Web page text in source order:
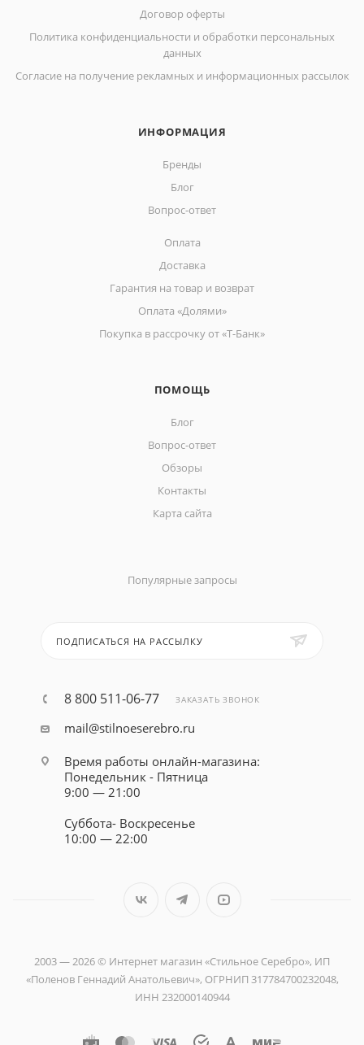
Договор оферты
Политика конфиденциальности и обработки персональных
данных
Согласие на получение рекламных и информационных рассылок
ИНФОРМАЦИЯ
Бренды
Блог
Вопрос-ответ
Оплата
Доставка
Гарантия на товар и возврат
Оплата «Долями»
Покупка в рассрочку от «Т-Банк»
ПОМОЩЬ
Блог
Вопрос-ответ
Обзоры
Контакты
Карта сайта
Популярные запросы
ПОДПИСАТЬСЯ НА РАССЫЛКУ
8 800 511-06-77 ЗАКАЗАТЬ ЗВОНОК
mail@stilnoeserebro.ru
Время работы онлайн-магазина:
Понедельник - Пятница
9:00 — 21:00
Суббота- Воскресенье
10:00 — 22:00
2003 — 2026 © Интернет магазин «Стильное Серебро», ИП
«Поленов Геннадий Анатольевич», ОГРНИП 317784700232048,
ИНН 232000140944